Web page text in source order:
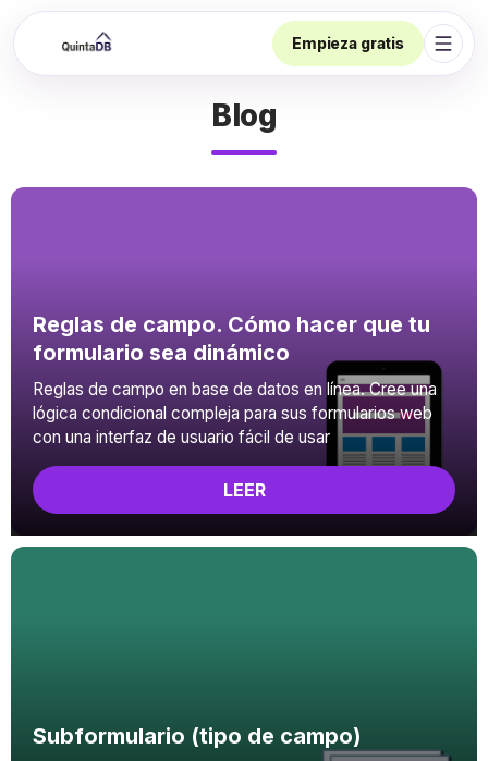
Empieza gratis
Abrir
Blog
Reglas de campo. Cómo hacer que tu
formulario sea dinámico
Reglas de campo en base de datos en línea. Cree una
lógica condicional compleja para sus formularios web
con una interfaz de usuario fácil de usar
LEER
Subformulario (tipo de campo)